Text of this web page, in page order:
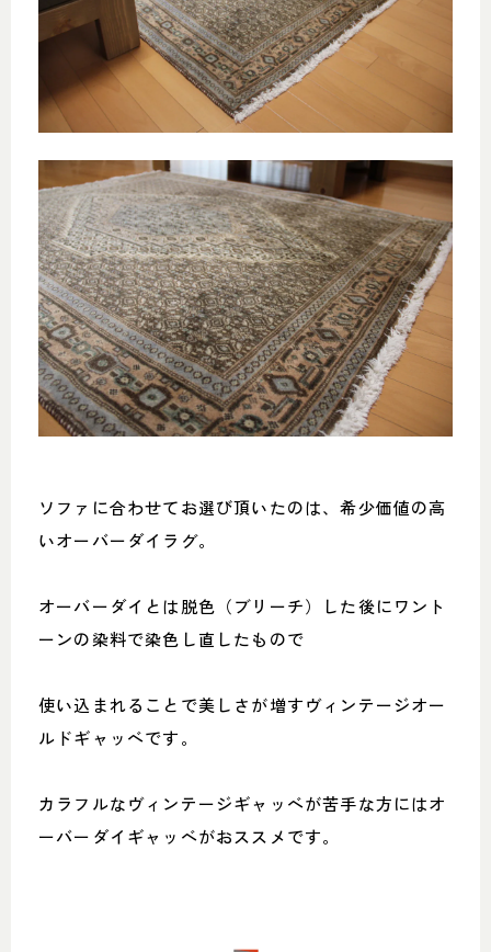
ソファに合わせてお選び頂いたのは、希少価値の高
いオーバーダイラグ。
オーバーダイとは脱色（ブリーチ）した後にワント
ーンの染料で染色し直したもので
使い込まれることで美しさが増すヴィンテージオー
ルドギャッベです。
カラフルなヴィンテージギャッベが苦手な方にはオ
ーバーダイギャッベがおススメです。